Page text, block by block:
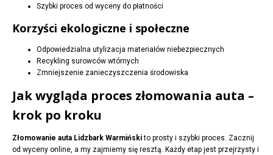
Szybki proces od wyceny do płatności
Korzyści ekologiczne i społeczne
Odpowiedzialna utylizacja materiałów niebezpiecznych
Recykling surowców wtórnych
Zmniejszenie zanieczyszczenia środowiska
Jak wygląda proces złomowania auta –
krok po kroku
Złomowanie auta Lidzbark Warmińskito prosty i szybki proces. Zacznij
od wyceny online, a my zajmiemy się resztą. Każdy etap jest przejrzysty i